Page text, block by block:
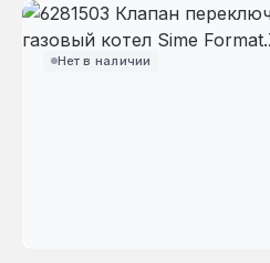
Нет в наличии
Пропустить галерею